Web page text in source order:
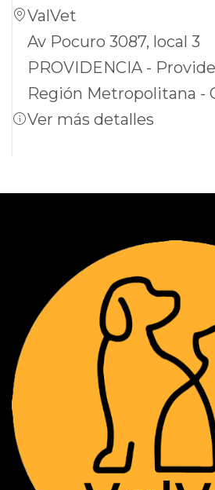
ValVet
Av Pocuro 3087, local 3
PROVIDENCIA -
Región Metropolitana -
Ver más detalles